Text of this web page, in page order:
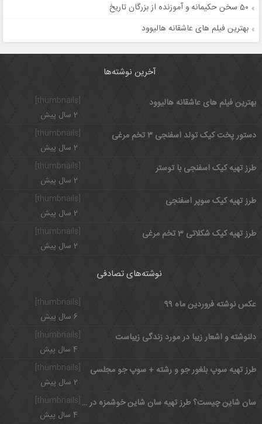
50 سخن حکیمانه و آموزنده از بزرگان تاریخ
بهترین فیلم های عاشقانه هالیوود
آخرین نوشته‌ها
بهترین فیلم های عاشقانه هالیوود
2 سال پیش
[thumbnails]
دستور پخت کیک تولد اسفنجی ۳ تخم مرغی
2 سال پیش
طرز تهیه کیک اسفنجی با توستر
2 سال پیش
[thumbnails]
طرز تهیه کیک سوپر اسفنجی
2 سال پیش
طرز تهیه کیک شکلاتی 3 تخم مرغی
2 سال پیش
نوشته‌های تصادفی
[thumbnails] عکس نوشته فروردین ماه 99
6 سال پیش
دلنوشته و اشعار زیبا در مورد زندگی زیباست
4 سال پیش
[thumbnails]
طرز تهیه سوپ بلغور جو و رشته + سوپ جو مجلسی
2 سال پیش
سان شاین چیست؟ طرز تهیه سان شاین خوشمزه در سه مرحله
4 سال پیش